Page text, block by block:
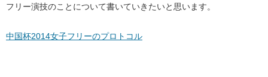
フリー演技のことについて書いていきたいと思います。
中国杯2014女子フリーのプロトコル